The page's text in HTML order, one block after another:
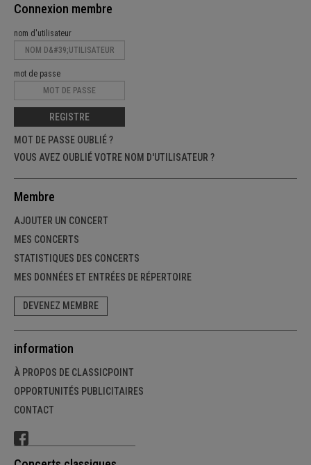
Connexion membre
nom d'utilisateur
mot de passe
REGISTRE
MOT DE PASSE OUBLIÉ ?
VOUS AVEZ OUBLIÉ VOTRE NOM D'UTILISATEUR ?
Membre
AJOUTER UN CONCERT
MES CONCERTS
STATISTIQUES DES CONCERTS
MES DONNÉES ET ENTRÉES DE RÉPERTOIRE
DEVENEZ MEMBRE
information
À PROPOS DE CLASSICPOINT
OPPORTUNITÉS PUBLICITAIRES
CONTACT